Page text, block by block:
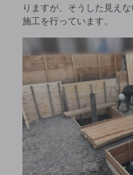
りますが、そうした見え
施工を行っています。